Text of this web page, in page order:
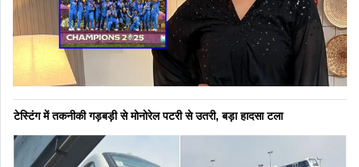
टेस्टिंग में तकनीकी गड़बड़ी से मोनोरेल पटरी से उतरी, बड़ा हादसा टला